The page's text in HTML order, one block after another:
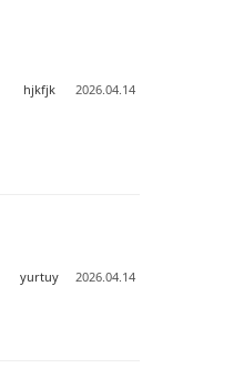
hjkfjk 2026.04.14
yurtuy 2026.04.14